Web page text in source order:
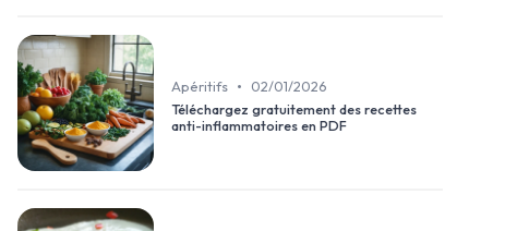
Apéritifs •
02/01/2026
Téléchargez gratuitement des recettes
anti-inflammatoires en PDF